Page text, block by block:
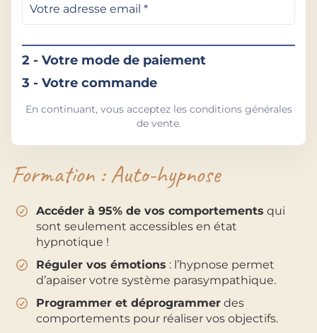
Formation : Auto-hypnose
Accéder à 95% de vos comportements qui
sont seulement accessibles en état
hypnotique !
Réguler vos émotions : l’hypnose permet
d’apaiser votre système parasympathique.
Programmer et déprogrammer des
comportements pour réaliser vos objectifs.
2 - Votre mode de paiement
3 - Votre commande
En continuant, vous acceptez les conditions générales
de vente.